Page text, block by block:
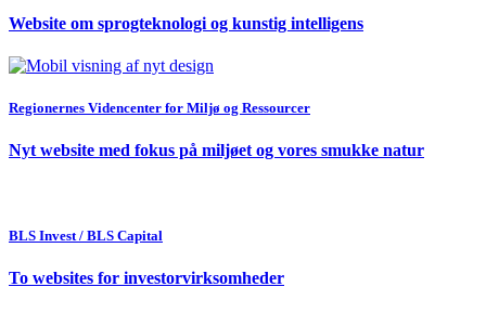
Website om sprogteknologi og kunstig intelligens
Regionernes Videncenter for Miljø og Ressourcer
Nyt website med fokus på miljøet og vores smukke natur
BLS Invest / BLS Capital
To websites for investorvirksomheder